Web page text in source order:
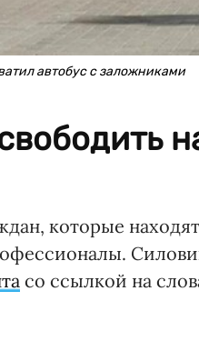
автобус с заложниками
которые
со ссылкой на